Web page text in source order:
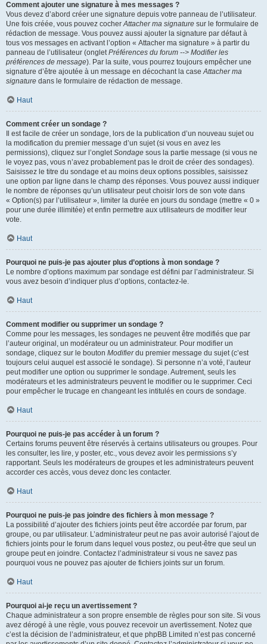
Comment ajouter une signature à mes messages ?
Vous devez d’abord créer une signature depuis votre panneau de l’utilisateur.
Une fois créée, vous pouvez cocherAttacher ma signature sur le formulaire de
rédaction de message. Vous pouvez aussi ajouter la signature par défaut à
tous vos messages en activant l’option « Attacher ma signature » à partir du
panneau de l’utilisateur (ongletPréférences du forum --> Modifier les
préférences de message). Par la suite, vous pourrez toujours empêcher une
signature d’être ajoutée à un message en décochant la caseAttacher ma
signature dans le formulaire de rédaction de message.
Haut
Comment créer un sondage ?
Il est facile de créer un sondage, lors de la publication d’un nouveau sujet ou
la modification du premier message d’un sujet (si vous en avez les
permissions), cliquez sur l’ongletSondage sous la partie message (si vous ne
le voyez pas, vous n’avez probablement pas le droit de créer des sondages).
Saisissez le titre du sondage et au moins deux options possibles, saisissez
une option par ligne dans le champ des réponses. Vous pouvez aussi indiquer
le nombre de réponses qu’un utilisateur peut choisir lors de son vote dans
« Option(s) par l’utilisateur », limiter la durée en jours du sondage (mettre « 0 »
pour une durée illimitée) et enfin permettre aux utilisateurs de modifier leur
vote.
Haut
Pourquoi ne puis-je pas ajouter plus d’options à mon sondage ?
Le nombre d’options maximum par sondage est défini par l’administrateur. Si
vous avez besoin d’indiquer plus d’options, contactez-le.
Haut
Comment modifier ou supprimer un sondage ?
Comme pour les messages, les sondages ne peuvent être modifiés que par
l’auteur original, un modérateur ou un administrateur. Pour modifier un
sondage, cliquez sur le bouton Modifierdu premier message du sujet (c’est
toujours celui auquel est associé le sondage). Si personne n’a voté, l’auteur
peut modifier une option ou supprimer le sondage. Autrement, seuls les
modérateurs et les administrateurs peuvent le modifier ou le supprimer. Ceci
pour empêcher le trucage en changeant les intitulés en cours de sondage.
Haut
Pourquoi ne puis-je pas accéder à un forum ?
Certains forums peuvent être réservés à certains utilisateurs ou groupes. Pour
les consulter, les lire, y poster, etc., vous devez avoir les permissions s’y
rapportant. Seuls les modérateurs de groupes et les administrateurs peuvent
accorder ces accès, vous devez donc les contacter.
Haut
Pourquoi ne puis-je pas joindre des fichiers à mon message ?
La possibilité d’ajouter des fichiers joints peut être accordée par forum, par
groupe, ou par utilisateur. L’administrateur peut ne pas avoir autorisé l’ajout de
fichiers joints pour le forum dans lequel vous postez, ou peut-être que seul un
groupe peut en joindre. Contactez l’administrateur si vous ne savez pas
pourquoi vous ne pouvez pas ajouter de fichiers joints sur un forum.
Haut
Pourquoi ai-je reçu un avertissement ?
Chaque administrateur a son propre ensemble de règles pour son site. Si vous
avez dérogé à une règle, vous pouvez recevoir un avertissement. Notez que
c’est la décision de l’administrateur, et que phpBB Limited n’est pas concerné